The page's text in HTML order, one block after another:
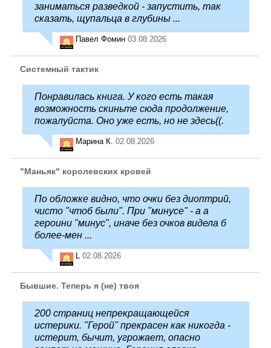
заниматься разведкой - запустить, так
сказать, щупальца в глубины ...
Павел Фомин 03.08.2026
Системный тактик
Понравилась книга. У кого есть такая
возможность скиньте сюда продолжение,
пожалуйста. Оно уже есть, но не здесь((.
Марина К. 02.08.2026
"Маньяк" королевских кровей
По обложке видно, что очки без диоптрий,
чисто "чтоб были". При "минусе" - а а
героини "минус", иначе без очков видела б
более-мен ...
L 02.08.2026
Бывшие. Теперь я (не) твоя
200 страниц непрекращающейся
истерики. "Герой" прекрасен как никогда -
истерит, бычит, угрожает, опасно